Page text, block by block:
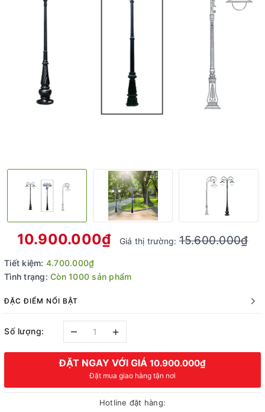
10.900.000₫ Giá thị trường:15.600.000₫
Tiết kiệm: 4.700.000₫
Tình trạng: Còn 1000 sản phẩm
ĐẶC ĐIỂM NỔI BẬT
Số lượng: – +
ĐẶT NGAY VỚI GIÁ 10.900.000₫
Đặt mua giao hàng tận nơi
Hotline đặt hàng: